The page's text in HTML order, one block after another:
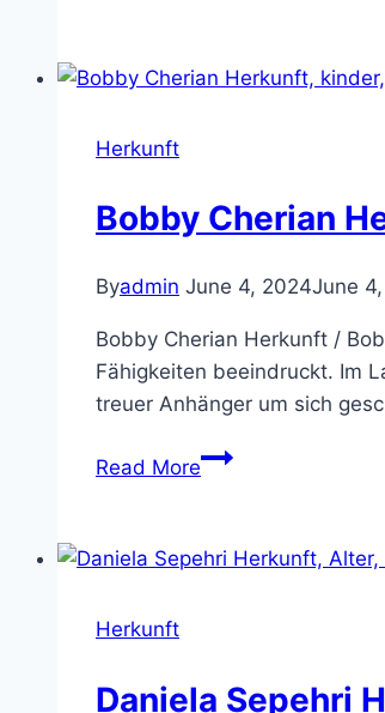
kinder,
Familie
Herkunft
Bobby Cherian
Byadmin June 4, 2024June
Bobby Cherian Herkunft /
Fähigkeiten beeindruckt. Im
treuer Anhänger um sich
Read MoreBobby
kinder,
Familie
Herkunft
Daniela Sepehri